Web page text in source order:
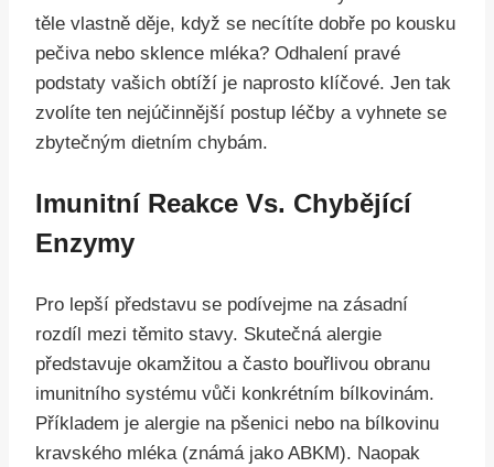
těle vlastně děje, když se necítíte dobře po kousku
pečiva nebo sklence mléka? Odhalení pravé
podstaty vašich obtíží je naprosto klíčové. Jen tak
zvolíte ten nejúčinnější postup léčby a vyhnete se
zbytečným dietním chybám.
Imunitní Reakce Vs. Chybějící
Enzymy
Pro lepší představu se podívejme na zásadní
rozdíl mezi těmito stavy. Skutečná alergie
představuje okamžitou a často bouřlivou obranu
imunitního systému vůči konkrétním bílkovinám.
Příkladem je alergie na pšenici nebo na bílkovinu
kravského mléka (známá jako ABKM). Naopak